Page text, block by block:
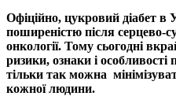
Офіційно, цукровий діабет в
поширеністю після серцево-
онкології. Тому сьогодні
ризики, ознаки і особливості
тільки так можна
кожної людини.